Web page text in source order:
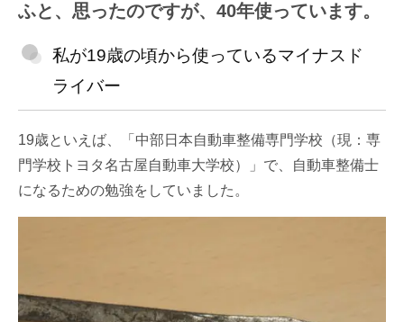
ふと、思ったのですが、40年使っています。
私が19歳の頃から使っているマイナスド
ライバー
19歳といえば、「中部日本自動車整備専門学校（現：専
門学校トヨタ名古屋自動車大学校）」で、自動車整備士
になるための勉強をしていました。